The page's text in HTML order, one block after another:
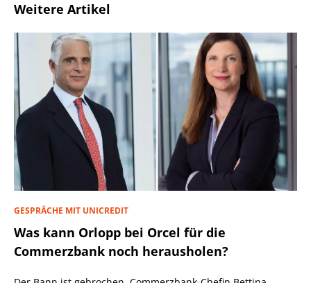
Weitere Artikel
GESPRÄCHE MIT UNICREDIT
Was kann Orlopp bei Orcel für die
Commerzbank noch herausholen?